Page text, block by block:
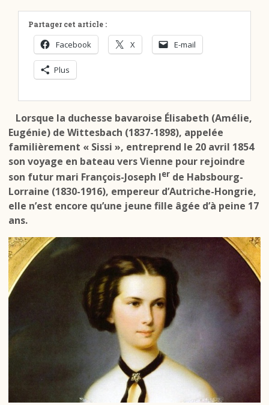
Partager cet article :
Facebook X E-mail
Plus
Lorsque la duchesse bavaroise Élisabeth (Amélie,
Eugénie) de Wittesbach (1837-1898), appelée
familièrement « Sissi », entreprend le 20 avril 1854
son voyage en bateau vers Vienne pour rejoindre
son futur mari François-Joseph Ier de Habsbourg-
Lorraine (1830-1916), empereur d’Autriche-Hongrie,
elle n’est encore qu’une jeune fille âgée d’à peine 17
ans.